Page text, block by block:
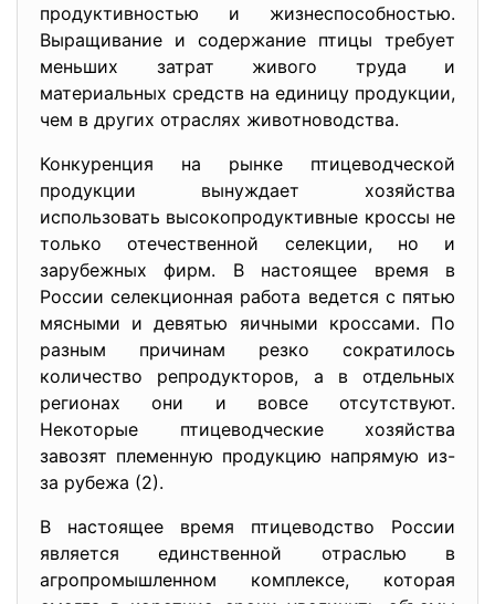
продуктивностью и жизнеспособностью.
Выращивание и содержание птицы требует
меньших затрат живого труда и
материальных средств на единицу продукции,
чем в других отраслях животноводства.
Конкуренция на рынке птицеводческой
продукции вынуждает хозяйства
использовать высокопродуктивные кроссы не
только отечественной селекции, но и
зарубежных фирм. В настоящее время в
России селекционная работа ведется с пятью
мясными и девятью яичными кроссами. По
разным причинам резко сократилось
количество репродукторов, а в отдельных
регионах они и вовсе отсутствуют.
Некоторые птицеводческие хозяйства
завозят племенную продукцию напрямую из-
за рубежа (2).
В настоящее время птицеводство России
является единственной отраслью в
агропромышленном комплексе, которая